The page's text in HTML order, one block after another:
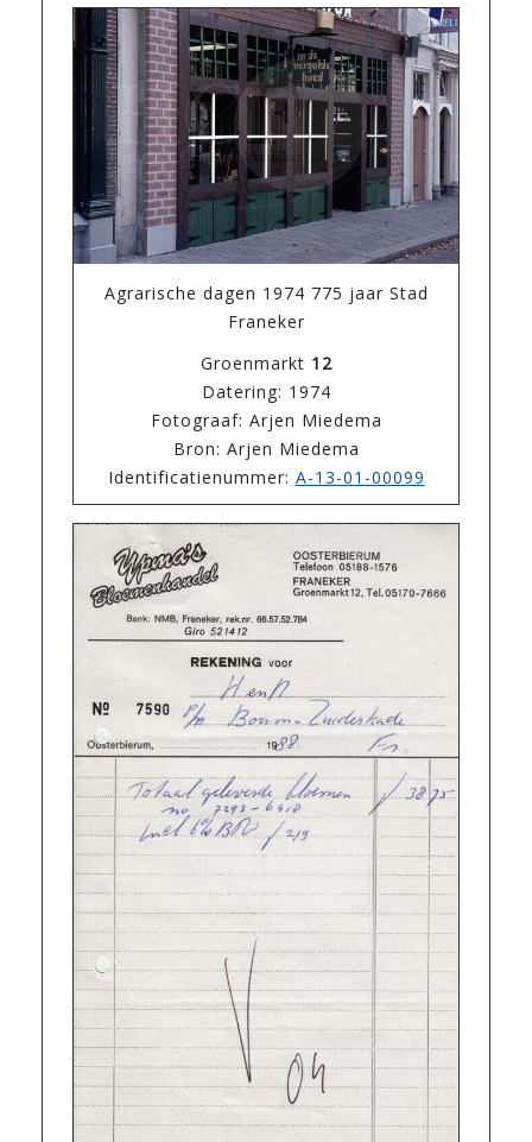
Agrarische dagen 1974 775 jaar Stad
Franeker
Groenmarkt 12
Datering: 1974
Fotograaf: Arjen Miedema
Bron: Arjen Miedema
Identificatienummer: A-13-01-00099